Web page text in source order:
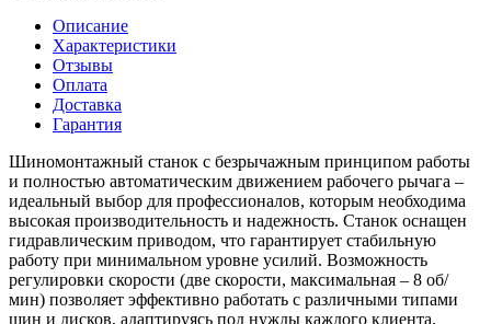
Описание
Характеристики
Отзывы
Оплата
Доставка
Гарантия
Шиномонтажный станок с безрычажным принципом работы
и полностью автоматическим движением рабочего рычага –
идеальный выбор для профессионалов, которым необходима
высокая производительность и надежность. Станок оснащен
гидравлическим приводом, что гарантирует стабильную
работу при минимальном уровне усилий. Возможность
регулировки скорости (две скорости, максимальная – 8 об/
мин) позволяет эффективно работать с различными типами
шин и дисков, адаптируясь под нужды каждого клиента.